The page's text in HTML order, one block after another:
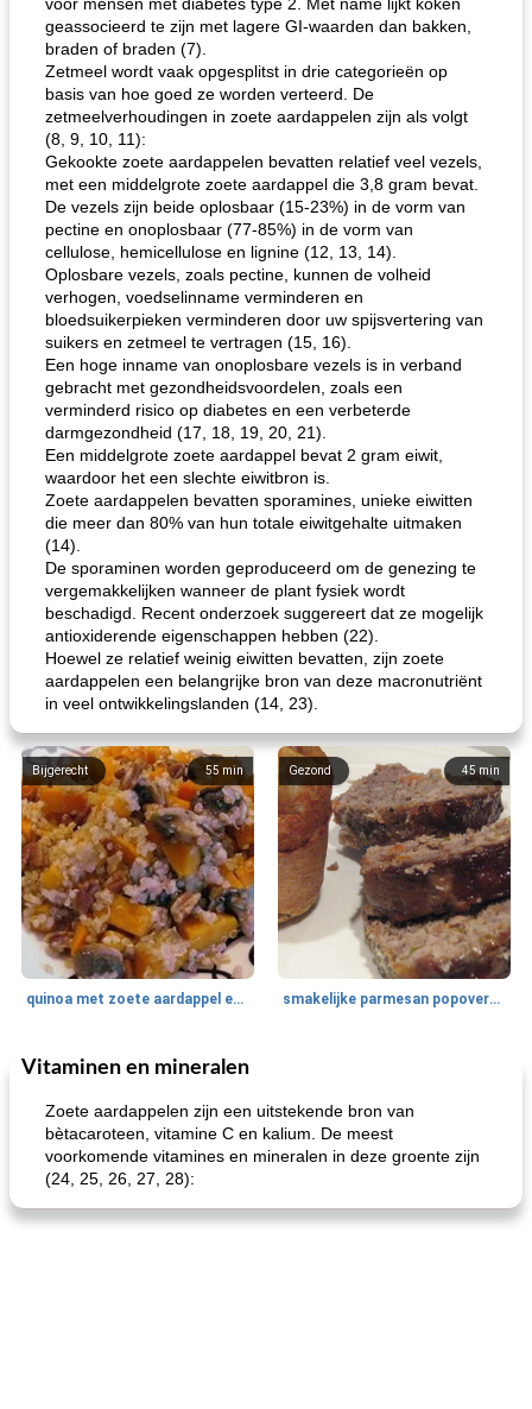
geassocieerd te zijn met lagere GI-waarden dan bakken,
braden of braden (7).
Zetmeel wordt vaak opgesplitst in drie categorieën op
basis van hoe goed ze worden verteerd. De
zetmeelverhoudingen in zoete aardappelen zijn als volgt
(8, 9, 10, 11):
Gekookte zoete aardappelen bevatten relatief veel vezels,
met een middelgrote zoete aardappel die 3,8 gram bevat.
De vezels zijn beide oplosbaar (15-23%) in de vorm van
pectine en onoplosbaar (77-85%) in de vorm van
cellulose, hemicellulose en lignine (12, 13, 14).
Oplosbare vezels, zoals pectine, kunnen de volheid
verhogen, voedselinname verminderen en
bloedsuikerpieken verminderen door uw spijsvertering van
suikers en zetmeel te vertragen (15, 16).
Een hoge inname van onoplosbare vezels is in verband
gebracht met gezondheidsvoordelen, zoals een
verminderd risico op diabetes en een verbeterde
darmgezondheid (17, 18, 19, 20, 21).
Een middelgrote zoete aardappel bevat 2 gram eiwit,
waardoor het een slechte eiwitbron is.
Zoete aardappelen bevatten sporamines, unieke eiwitten
die meer dan 80% van hun totale eiwitgehalte uitmaken
(14).
De sporaminen worden geproduceerd om de genezing te
vergemakkelijken wanneer de plant fysiek wordt
beschadigd. Recent onderzoek suggereert dat ze mogelijk
antioxiderende eigenschappen hebben (22).
Hoewel ze relatief weinig eiwitten bevatten, zijn zoete
aardappelen een belangrijke bron van deze macronutriënt
in veel ontwikkelingslanden (14, 23).
55 min
Bijgerecht
quinoa met zoete aardappel en champignons
45min
Gezond
smakelijke parmesan popovers (gezonder!)
40min
One Dish Meal
Vitaminen en mineralen
Zoete aardappelen zijn een uitstekende bron van
bètacaroteen, vitamine C en kalium. De meest
voorkomende vitamines en mineralen in deze groente zijn
(24, 25, 26, 27, 28):